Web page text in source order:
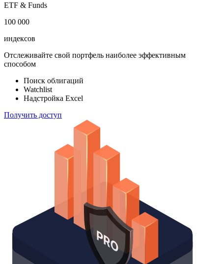
ETF & Funds
100 000
индексов
Отслеживайте свой портфель наиболее эффективным
способом
Поиск облигаций
Watchlist
Надстройка Excel
Получить доступ